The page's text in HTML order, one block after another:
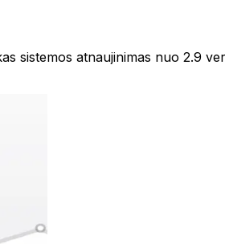
sistemos atnaujinimas nuo 2.9